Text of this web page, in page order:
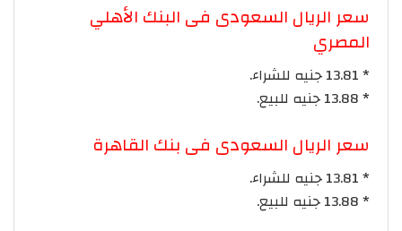
سعر الريال السعودى فى البنك الأهلي
المصري
* 13.81 جنيه للشراء.
* 13.88 جنيه للبيع.
سعر الريال السعودى فى بنك القاهرة
* 13.81 جنيه للشراء.
* 13.88 جنيه للبيع.